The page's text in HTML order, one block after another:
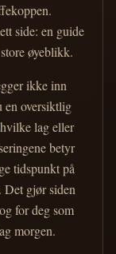
side: en guide
øyeblikk.
ikke inn
en oversiktlig
lag eller
betyr
tidspunkt på
Det gjør siden
for deg som
morgen.